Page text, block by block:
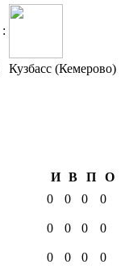
:
Кузбасс (Кемерово)
И В П
О
0 0 0 0
0 0 0 0
0 0 0 0